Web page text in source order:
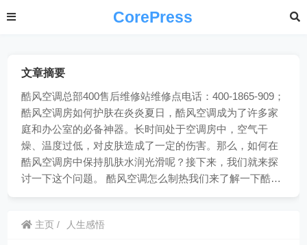
CorePress
文章摘要
酷风空调总部400售后维修站维修点电话：400-1865-909；
酷风空调房如何护肤在炎炎夏日，酷风空调成为了许多家
庭和办公室的必备神器。长时间处于空调房中，空气干
燥、温度过低，对皮肤造成了一定的伤害。那么，如何在
酷风空调房中保持肌肤水润光滑呢？接下来，我们就来探
讨一下这个问题。 酷风空调怎么制热我们来了解一下酷…
主页 人生感悟